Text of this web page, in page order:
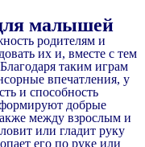
малышей
родителям и
их и, вместе с тем
таким играм
впечатления, у
и способность
формируют добрые
между взрослым и
или гладит руку
его по руке или